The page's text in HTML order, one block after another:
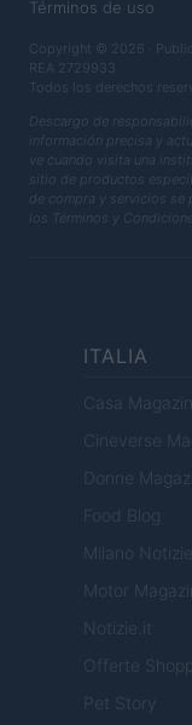
Términos de uso
Copyright © 2026 ·
REA 2729933
Todos los derechos
Descargo de
información precisa y
ve cuando visita una
sitio de productos
de compra y servicios se
los Términos y
ITALIA
Casa
Cineverse
Donne
Food Blog
Milano Notizie
Motor
Notizie.it
Offerte
Pet Story